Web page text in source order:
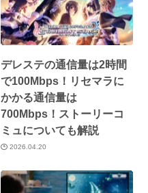
デレステの通信量は2時間
で100Mbps！リセマラに
かかる通信量は
700Mbps！ストーリーコ
ミュについても解説
2026.04.20